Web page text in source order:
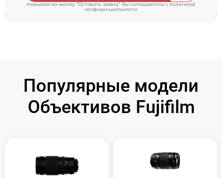
Нажимая на кнопку "Оставить заявку" Вы соглашаетесь c политикой
конфиденциальности
Популярные модели
Объективов Fujifilm